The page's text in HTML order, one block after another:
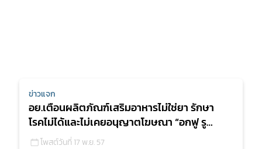
ข่าวแจก
อย.เตือนผลิตภัณฑ์เสริมอาหารไม่ใช่ยา รักษา
โรคไม่ได้และไม่เคยอนุญาตโฆษณา “อกฟู รู
ฟิต”โพสต์วันที่ 17 พ.ย. 57